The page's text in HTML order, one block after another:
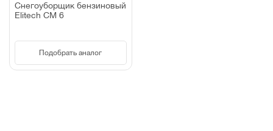
Снегоуборщик бензиновый
Elitech СМ 6
Подобрать аналог